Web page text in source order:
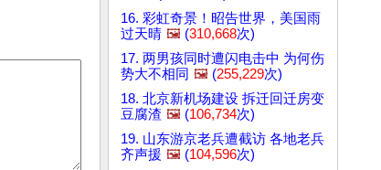
16. 彩虹奇景！昭告世界，美国雨
过天晴 🖼️ (310,668次)
17. 两男孩同时遭闪电击中 为何伤
势大不相同 🖼️ (255,229次)
18. 北京新机场建设 拆迁回迁房变
豆腐渣 🖼️ (106,734次)
19. 山东游京老兵遭截访 各地老兵
齐声援 🖼️ (104,596次)